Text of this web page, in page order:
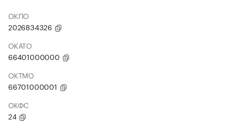
ОКПО
2026834326
ОКАТО
66401000000
ОКТМО
66701000001
ОКФС
24